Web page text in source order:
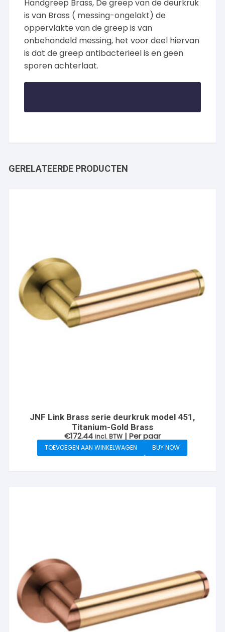
Handgreep Brass, De greep van de deurkruk
is van Brass ( messing-ongelakt) de
oppervlakte van de greep is van
onbehandeld messing, het voor deel hiervan
is dat de greep antibacterieel is en geen
sporen achterlaat.
GERELATEERDE PRODUCTEN
JNF Link Brass serie deurkruk model 451,
Titanium-Gold Brass
€172.44 incl. BTW | Per paar
TOEVOEGEN AAN WINKELWAGEN BUY NOW